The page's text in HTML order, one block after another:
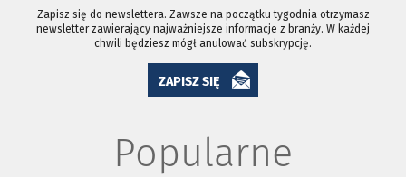
Zapisz się do newslettera. Zawsze na początku tygodnia otrzymasz
newsletter zawierający najważniejsze informacje z branży. W każdej
chwili będziesz mógł anulować subskrypcję.
ZAPISZ SIĘ
Popularne